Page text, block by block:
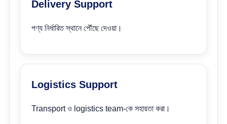
Delivery Support
পণ্য নির্ধারিত স্থানে পৌঁছে দেওয়া।
Logistics Support
Transport ও logistics team-কে সহায়তা করা।